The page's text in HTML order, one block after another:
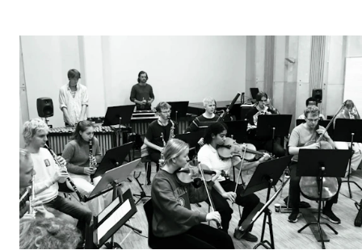
Årsstudium og videreutdanning
Etterutdanning og kurs
Talentutvikling
STUDENTLIV
Søknad og opptak
Biblioteket
Fagmiljøer